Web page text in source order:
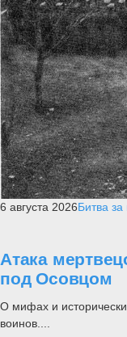
6 августа 2026Битва
Атака
под Осовцом
О мифах и
воинов....